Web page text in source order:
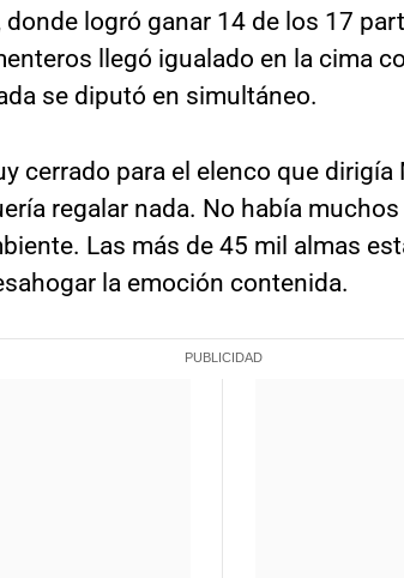
donde logró ganar 14 de los 17
llegó igualado en la cima
se diputó en simultáneo.
cerrado para el elenco que dirigía
regalar nada. No había
Las más de 45 mil almas
la emoción contenida.